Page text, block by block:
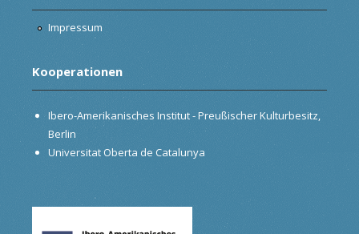
Impressum
Kooperationen
Ibero-Amerikanisches Institut - Preußischer Kulturbesitz,
Berlin
Universitat Oberta de Catalunya